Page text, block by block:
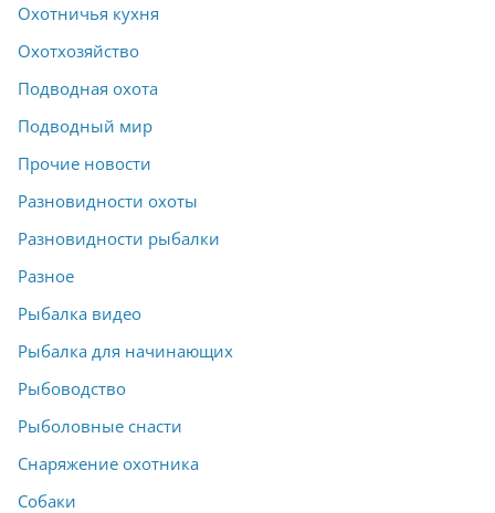
Охотничья кухня
Охотхозяйство
Подводная охота
Подводный мир
Прочие новости
Разновидности охоты
Разновидности рыбалки
Разное
Рыбалка видео
Рыбалка для начинающих
Рыбоводство
Рыболовные снасти
Снаряжение охотника
Собаки